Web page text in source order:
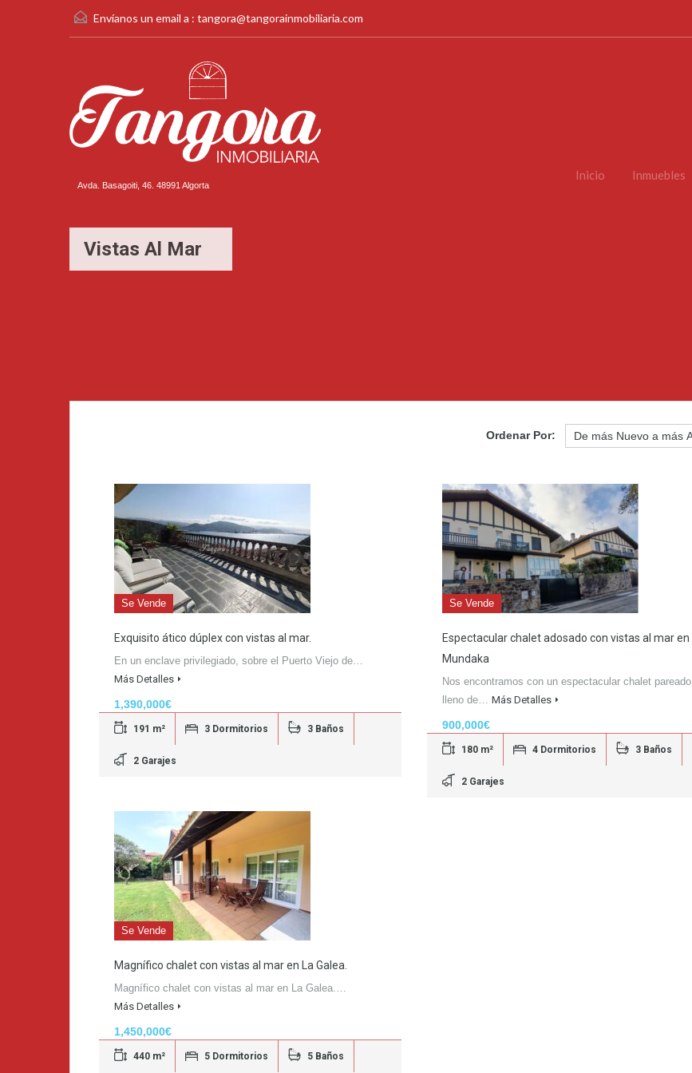
Envíanos un email a : tangora@tangorainmobiliaria.com
Avda. Basagoiti, 46. 48991 Algorta
Inicio Inmuebles
Vistas Al Mar
Ordenar Por:
Se Vende
Exquisito ático dúplex con vistas al mar.
En un enclave privilegiado, sobre el Puerto Viejo de…
Más Detalles
1,390,000€
191 m² 3 Dormitorios 3 Baños
2 Garajes
Se Vende
Espectacular chalet adosado con vistas al mar en
Mundaka
Nos encontramos con un espectacular chalet pareado
lleno de… Más Detalles
900,000€
180 m² 4 Dormitorios 3 Baños
2 Garajes
Se Vende
Magnífico chalet con vistas al mar en La Galea.
Magnífico chalet con vistas al mar en La Galea.…
Más Detalles
1,450,000€
440 m² 5 Dormitorios 5 Baños